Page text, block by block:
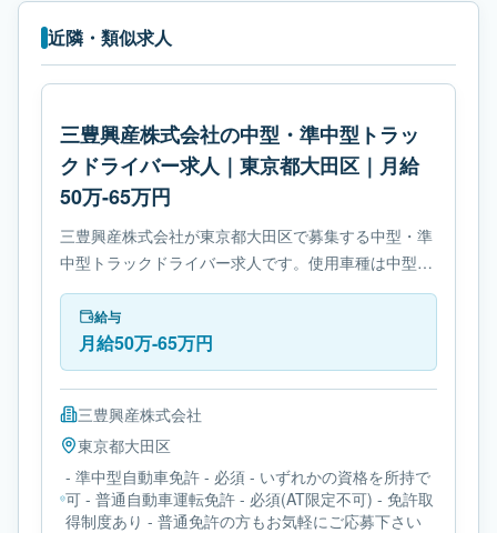
近隣・類似求人
三豊興産株式会社の中型・準中型トラッ
クドライバー求人｜東京都大田区｜月給
50万-65万円
三豊興産株式会社が東京都大田区で募集する中型・準
中型トラックドライバー求人です。使用車種は中型ト
ラックです。必要免許は- 準中型自動車免許です。
給与
月給50万-65万円
三豊興産株式会社
東京都大田区
- 準中型自動車免許 - 必須 - いずれかの資格を所持で
可 - 普通自動車運転免許 - 必須(AT限定不可) - 免許取
得制度あり - 普通免許の方もお気軽にご応募下さい